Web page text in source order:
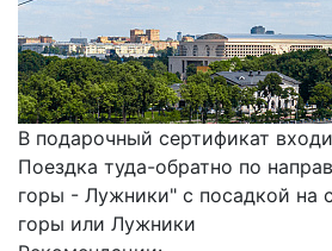
В подарочный сертификат
Поездка туда-обратно по
горы - Лужники" с посадкой на
горы или Лужники